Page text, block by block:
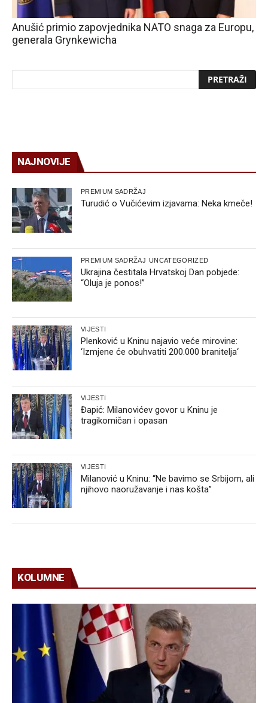
Anušić primio zapovjednika NATO snaga za Europu,
generala Grynkewicha
NAJNOVIJE
PREMIUM SADRŽAJ
Turudić o Vučićevim izjavama: Neka kmeče!
PREMIUM SADRŽAJ UNCATEGORIZED
Ukrajina čestitala Hrvatskoj Dan pobjede:
“Oluja je ponos!”
VIJESTI
Plenković u Kninu najavio veće mirovine:
‘Izmjene će obuhvatiti 200.000 branitelja‘
VIJESTI
Đapić: Milanovićev govor u Kninu je
tragikomičan i opasan
VIJESTI
Milanović u Kninu: “Ne bavimo se Srbijom, ali
njihovo naoružavanje i nas košta”
KOLUMNE